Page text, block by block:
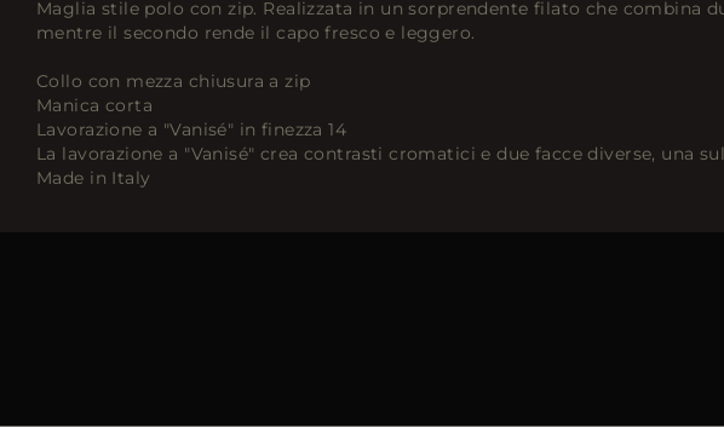
Maglia stile polo con zip. Realizzata in un sorprendente filato che
mentre il secondo rende il capo fresco e leggero.
Collo con mezza chiusura a zip
Manica corta
Lavorazione a "Vanisé" in finezza 14
La lavorazione a "Vanisé" crea contrasti cromatici e due facce diverse, una
Made in Italy